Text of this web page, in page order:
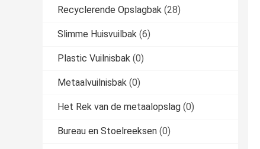
Recyclerende Opslagbak (28)
Slimme Huisvuilbak (6)
Plastic Vuilnisbak (0)
Metaalvuilnisbak (0)
Het Rek van de metaalopslag (0)
Bureau en Stoelreeksen (0)